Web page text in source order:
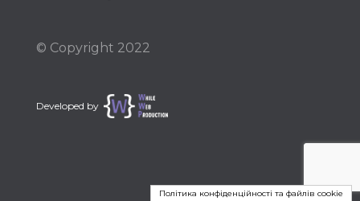
Developed by
© Copyright 2022
Політика конфіденційності та файлів cookie